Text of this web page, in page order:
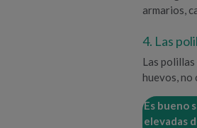
armarios,
4. Las
Las
huevos,
Es bueno
elevadas